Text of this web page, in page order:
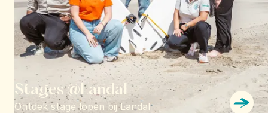
Stages @Landal
Ontdek stage lopen bij Landal